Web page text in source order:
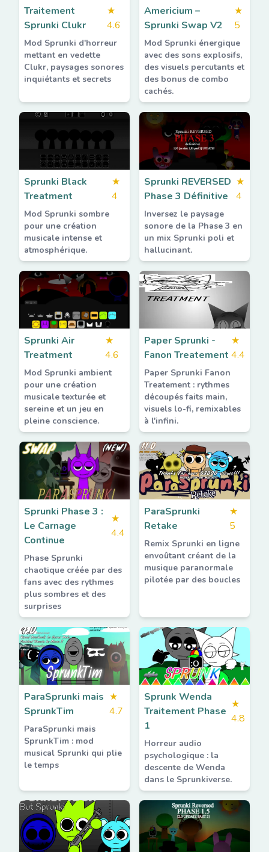
Traitement
Sprunki Clukr
★
4.6
Mod Sprunki d'horreur
mettant en vedette
Clukr, paysages sonores
inquiétants et secrets
Americium –
Sprunki Swap V2
★
5
Mod Sprunki énergique
avec des sons explosifs,
des visuels percutants et
des bonus de combo
cachés.
Sprunki Black
Treatment
★
4
Mod Sprunki sombre
pour une création
musicale intense et
atmosphérique.
Sprunki REVERSED
Phase 3 Définitive
★
4
Inversez le paysage
sonore de la Phase 3 en
un mix Sprunki poli et
hallucinant.
Sprunki Air
Treatment
★
4.6
Mod Sprunki ambient
pour une création
musicale texturée et
sereine et un jeu en
pleine conscience.
Paper Sprunki -
Fanon Treatement
★
4.4
Paper Sprunki Fanon
Treatement : rythmes
découpés faits main,
visuels lo-fi, remixables
à l'infini.
Sprunki Phase 3 :
Le Carnage
Continue
★
4.4
Phase Sprunki
chaotique créée par des
fans avec des rythmes
plus sombres et des
surprises
ParaSprunki
Retake
★
5
Remix Sprunki en ligne
envoûtant créant de la
musique paranormale
pilotée par des boucles
ParaSprunki mais
SprunkTim
★
4.7
ParaSprunki mais
SprunkTim : mod
musical Sprunki qui plie
le temps
Sprunk Wenda
Traitement Phase
1
★
4.8
Horreur audio
psychologique : la
descente de Wenda
dans le Sprunkiverse.